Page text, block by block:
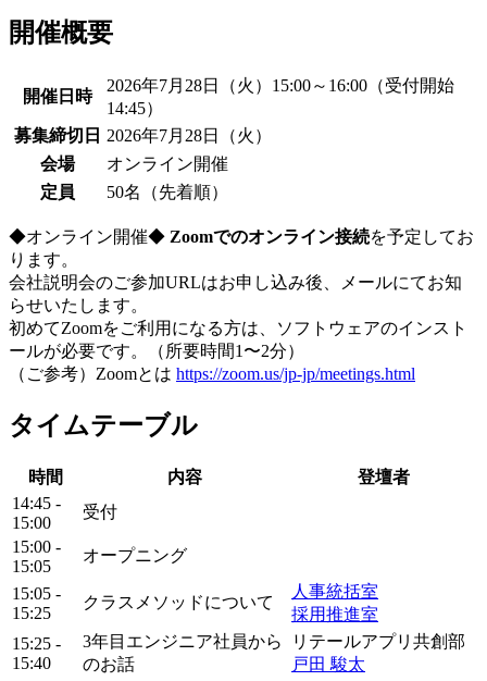
開催概要
開催日時
2026年7月28日（火）15:00～16:00（受付開始
14:45）
募集締切日 2026年7月28日（火）
会場
オンライン開催
定員
50名（先着順）
◆オンライン開催◆ Zoomでのオンライン接続を予定してお
ります。
会社説明会のご参加URLはお申し込み後、メールにてお知
らせいたします。
初めてZoomをご利用になる方は、ソフトウェアのインスト
ールが必要です。（所要時間1〜2分）
（ご参考）Zoomとは https://zoom.us/jp-jp/meetings.html
タイムテーブル
時間 内容
登壇者
14:45 -
15:00
受付
15:00 -
15:05
オープニング
15:05 -
15:25
クラスメソッドについて
人事統括室
採用推進室
15:25 -
15:40
3年目エンジニア社員から
のお話
リテールアプリ共創部
戸田 駿太